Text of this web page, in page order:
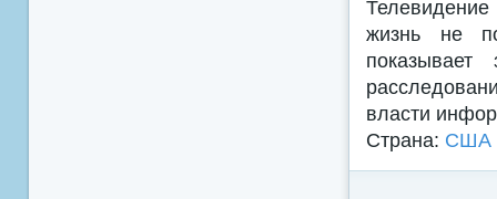
Телевидение
жизнь не
власти
Страна: США